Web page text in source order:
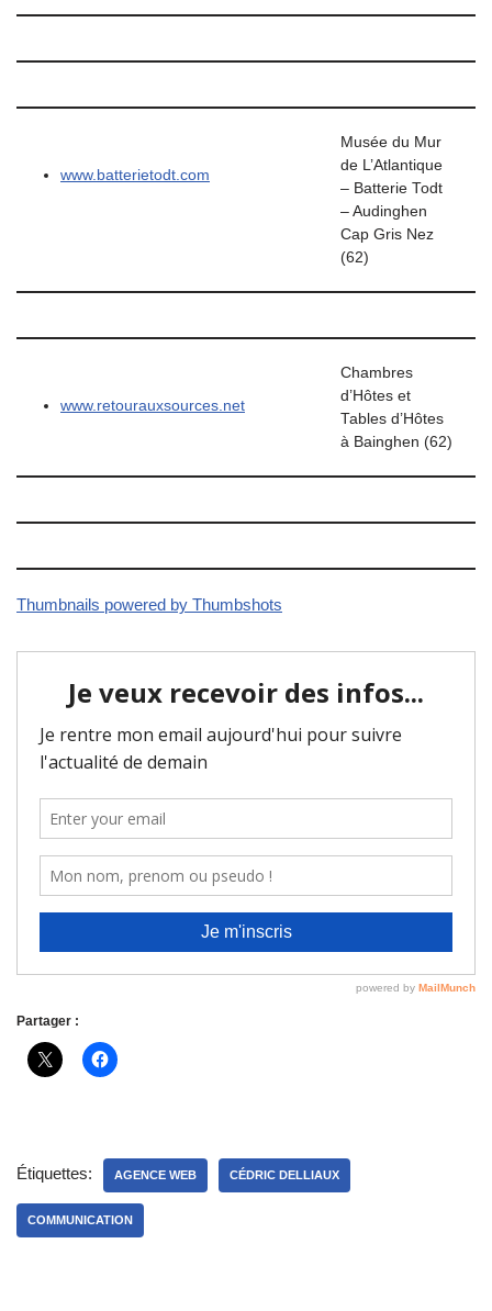
www.batterietodt.com
Musée du Mur
de L’Atlantique
– Batterie Todt
– Audinghen
Cap Gris Nez
(62)
www.retourauxsources.net
Chambres
d’Hôtes et
Tables d’Hôtes
à Bainghen (62)
Thumbnails powered by Thumbshots
Partager :
Étiquettes: AGENCE WEB CÉDRIC DELLIAUX
COMMUNICATION